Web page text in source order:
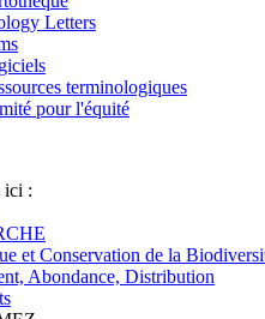
Letters
terminologiques
pour l'équité
ici :
et Conservation de la
Abondance, Distribution